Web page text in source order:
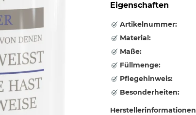
Eigenschaften
Artikelnummer:
Material:
Maße:
Füllmenge:
Pflegehinweis:
Besonderheiten:
Herstellerinformationen